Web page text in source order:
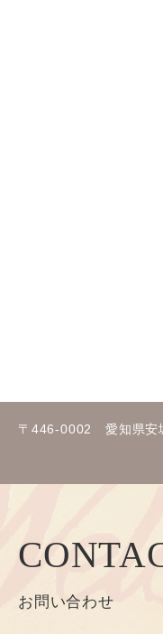
〒446-0002 愛知県安
お問い合わせ